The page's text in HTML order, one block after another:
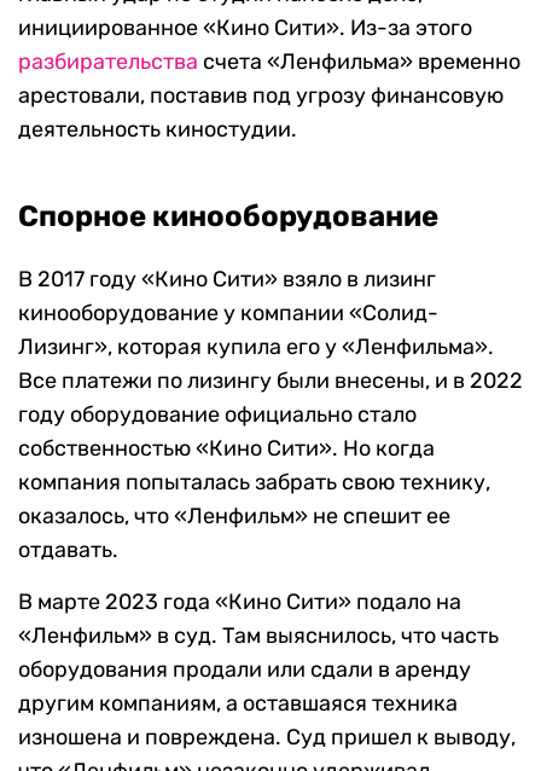
инициированное «Кино Сити». Из-за этого
разбирательства счета «Ленфильма» временно
арестовали, поставив под угрозу финансовую
деятельность киностудии.
Спорное кинооборудование
В 2017 году «Кино Сити» взяло в лизинг
кинооборудование у компании «Солид-
Лизинг», которая купила его у «Ленфильма».
Все платежи по лизингу были внесены, и в 2022
году оборудование официально стало
собственностью «Кино Сити». Но когда
компания попыталась забрать свою технику,
оказалось, что «Ленфильм» не спешит ее
отдавать.
В марте 2023 года «Кино Сити» подало на
«Ленфильм» в суд. Там выяснилось, что часть
оборудования продали или сдали в аренду
другим компаниям, а оставшаяся техника
изношена и повреждена. Суд пришел к выводу,